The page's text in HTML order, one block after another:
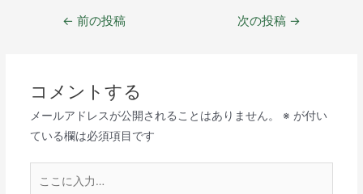
← 前の投稿 次の投稿 →
コメントする
メールアドレスが公開されることはありません。 ※ が付い
ている欄は必須項目です